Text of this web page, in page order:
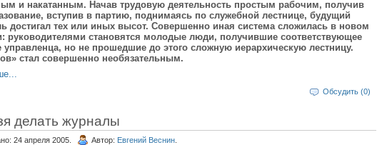
и накатанным. Начав трудовую деятельность простым рабочим, получив
вступив в партию, поднимаясь по служебной лестнице, будущий
достигал тех или иных высот. Совершенно иная система сложилась в новом
руководителями становятся молодые люди, получившие соответствующее
управленца, но не прошедшие до этого сложную иерархическую лестницу.
стал совершенно необязательным.
Обсудить (0)
делать журналы
24 апреля 2005. Автор: Евгений Веснин